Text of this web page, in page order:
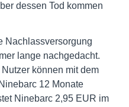
dessen Tod kommen
Nachlassversorgung
lange nachgedacht.
können mit dem
12 Monate
Ninebarc 2,95 EUR im